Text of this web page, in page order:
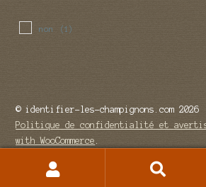
non (1)
© identifier-les-champignons.com 2026
Politique de confidentialité et
with WooCommerce
Recherche